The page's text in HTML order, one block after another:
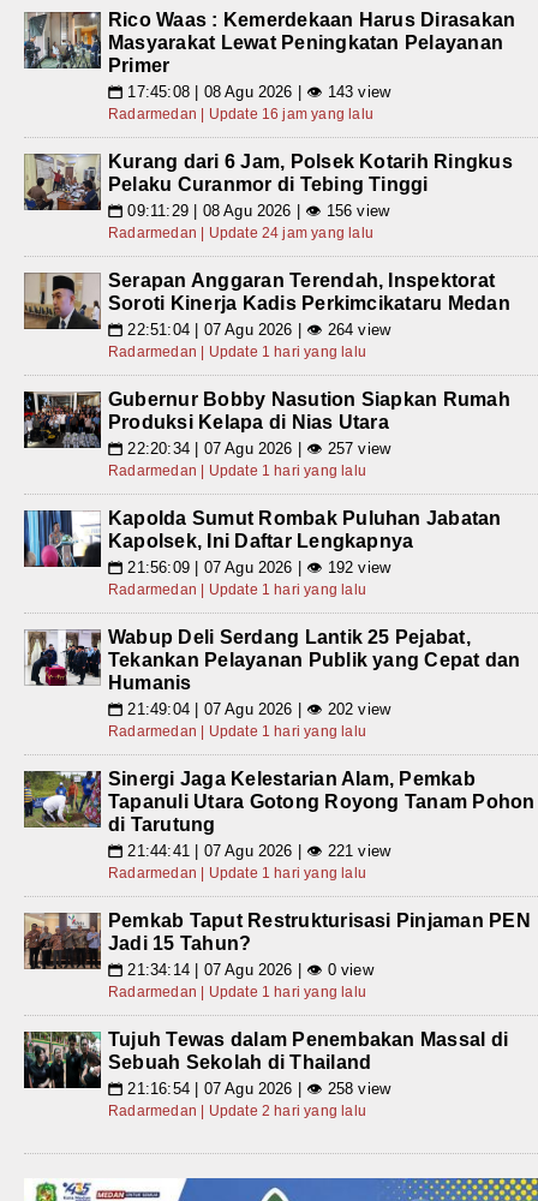
Rico Waas : Kemerdekaan Harus Dirasakan
Masyarakat Lewat Peningkatan Pelayanan
Primer
📅 17:45:08 | 08 Agu 2026 | 👁 143 view
Radarmedan | Update 16 jam yang lalu
Kurang dari 6 Jam, Polsek Kotarih Ringkus
Pelaku Curanmor di Tebing Tinggi
📅 09:11:29 | 08 Agu 2026 | 👁 156 view
Radarmedan | Update 24 jam yang lalu
Serapan Anggaran Terendah, Inspektorat
Soroti Kinerja Kadis Perkimcikataru Medan
📅 22:51:04 | 07 Agu 2026 | 👁 264 view
Radarmedan | Update 1 hari yang lalu
Gubernur Bobby Nasution Siapkan Rumah
Produksi Kelapa di Nias Utara
📅 22:20:34 | 07 Agu 2026 | 👁 257 view
Radarmedan | Update 1 hari yang lalu
Kapolda Sumut Rombak Puluhan Jabatan
Kapolsek, Ini Daftar Lengkapnya
📅 21:56:09 | 07 Agu 2026 | 👁 192 view
Radarmedan | Update 1 hari yang lalu
Wabup Deli Serdang Lantik 25 Pejabat,
Tekankan Pelayanan Publik yang Cepat dan
Humanis
📅 21:49:04 | 07 Agu 2026 | 👁 202 view
Radarmedan | Update 1 hari yang lalu
Sinergi Jaga Kelestarian Alam, Pemkab
Tapanuli Utara Gotong Royong Tanam Pohon
di Tarutung
📅 21:44:41 | 07 Agu 2026 | 👁 221 view
Radarmedan | Update 1 hari yang lalu
Pemkab Taput Restrukturisasi Pinjaman PEN
Jadi 15 Tahun?
📅 21:34:14 | 07 Agu 2026 | 👁 0 view
Radarmedan | Update 1 hari yang lalu
Tujuh Tewas dalam Penembakan Massal di
Sebuah Sekolah di Thailand
📅 21:16:54 | 07 Agu 2026 | 👁 258 view
Radarmedan | Update 2 hari yang lalu